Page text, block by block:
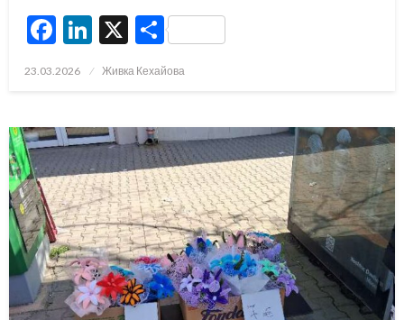
Facebook
LinkedIn
X Share
Posted
23.03.2026 Живка Кехайова